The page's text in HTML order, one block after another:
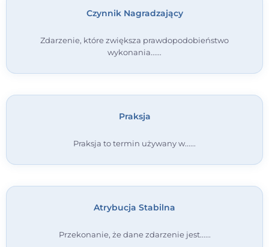
Czynnik Nagradzający
Zdarzenie, które zwiększa prawdopodobieństwo
wykonania...
Praksja
Praksja to termin używany w...
Atrybucja Stabilna
Przekonanie, że dane zdarzenie jest...